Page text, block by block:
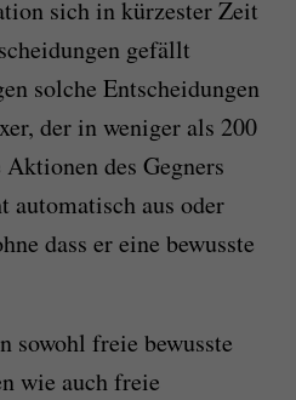
sich in kürzester Zeit
gefällt
solche Entscheidungen
der in weniger als 200
des Gegners
automatisch aus oder
dass er eine bewusste
sowohl freie bewusste
wie auch freie